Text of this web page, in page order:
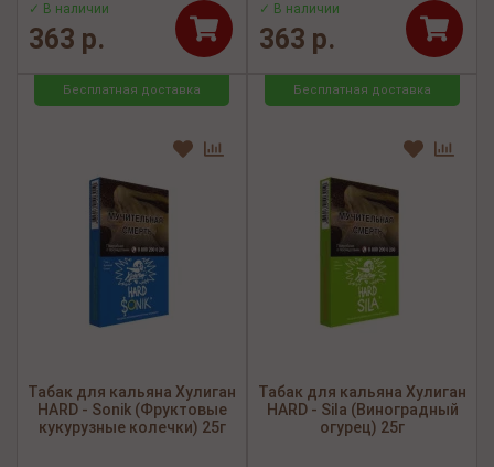
✓ В наличии
363 р.
✓ В наличии
363 р.
Бесплатная доставка
Табак для кальяна Хулиган
HARD - Sonik (Фруктовые
кукурузные колечки) 25г
Бесплатная доставка
Табак для кальяна Хулиган
HARD - Sila (Виноградный
огурец) 25г